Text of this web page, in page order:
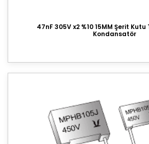
47nF 305V x2 %10 15MM Şerit
Kondansatör